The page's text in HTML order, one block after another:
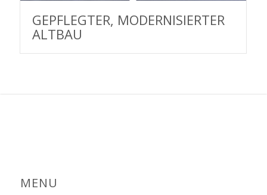
GEPFLEGTER, MODERNISIERTER
ALTBAU
MENU